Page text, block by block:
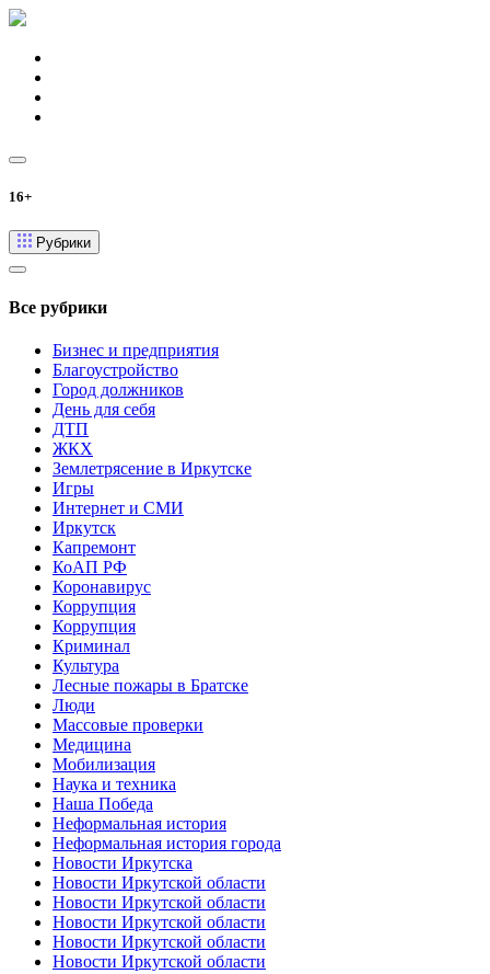
16+
Рубрики
Все рубрики
Бизнес и предприятия
Благоустройство
Город должников
День для себя
ДТП
ЖКХ
Землетрясение в Иркутске
Игры
Интернет и СМИ
Иркутск
Капремонт
КоАП РФ
Коронавирус
Коррупция
Коррупция
Криминал
Культура
Лесные пожары в Братске
Люди
Массовые проверки
Медицина
Мобилизация
Наука и техника
Наша Победа
Неформальная история
Неформальная история города
Новости Иркутска
Новости Иркутской области
Новости Иркутской области
Новости Иркутской области
Новости Иркутской области
Новости Иркутской области